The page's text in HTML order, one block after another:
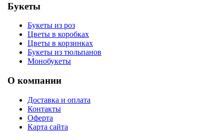
Букеты
Букеты из роз
Цветы в коробках
Цветы в корзинках
Букеты из тюльпанов
Монобукеты
О компании
Доставка и оплата
Контакты
Оферта
Карта сайта